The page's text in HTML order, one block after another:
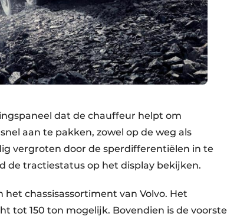
dat de chauffeur helpt om
aan te pakken, zowel op de weg als
vergroten door de sperdifferentiëlen in te
de tractiestatus op het display bekijken.
chassisassortiment van Volvo. Het
tot 150 ton mogelijk. Bovendien is de voorste